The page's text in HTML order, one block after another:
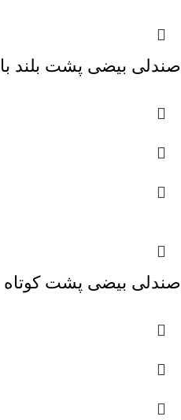
صندلی بیضی پشت بلند
صندلی بیضی پشت کوتاه